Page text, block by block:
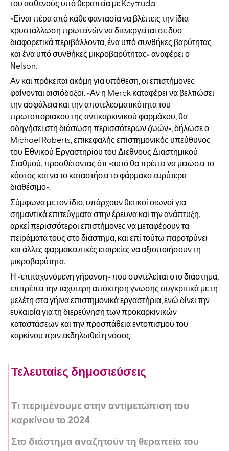
του ασθενούς υπό θεραπεία με Keytruda.
«Είναι πέρα από κάθε φαντασία να βλέπεις την ίδια
κρυστάλλωση πρωτεϊνών να διενεργείται σε δύο
διαφορετικά περιβάλλοντα, ένα υπό συνθήκες βαρύτητας
και ένα υπό συνθήκες μικροβαρύτητας» αναφέρει ο
Nelson.
Αν και πρόκειται ακόμη για υπόθεση, οι επιστήμονες
φαίνονται αισιόδοξοι. «Αν η Merck καταφέρει να βελτιώσει
την ασφάλεια και την αποτελεσματικότητα του
πρωτοποριακού της αντικαρκινικού φαρμάκου, θα
οδηγήσει στη διάσωση περισσότερων ζωών», δήλωσε ο
Michael Roberts, επικεφαλής επιστημονικός υπεύθυνος
του Εθνικού Εργαστηρίου του Διεθνούς Διαστημικού
Σταθμού, προσθέτοντας ότι «αυτό θα πρέπει να μειώσει το
κόστος και να το καταστήσει το φάρμακο ευρύτερα
διαθέσιμο».
Σύμφωνα με τον ίδιο, υπάρχουν θετικοί οιωνοί για
σημαντικά επιτεύγματα στην έρευνα και την ανάπτυξη,
αρκεί περισσότεροι επιστήμονες να μεταφέρουν τα
πειράματά τους στο διάστημα, και επί τούτω παροτρύνει
και άλλες φαρμακευτικές εταιρείες να αξιοποιήσουν τη
μικροβαρύτητα.
Η «επιταχυνόμενη γήρανση» που συντελείται στο διάστημα,
επιτρέπει την ταχύτερη απόκτηση γνώσης συγκριτικά με τη
μελέτη στα γήινα επιστημονικά εργαστήρια, ενώ δίνει την
ευκαιρία για τη διερεύνηση των προκαρκινικών
καταστάσεων και την προσπάθεια εντοπισμού του
καρκίνου πριν εκδηλωθεί η νόσος.
Τελευταίες δημοσιεύσεις
Τι περιμένουμε στην αντιμετώπιση του
καρκίνου το 2024
Στο διάστημα αναζητούν τη θεραπεία του